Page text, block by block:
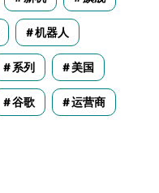
机器人
系列 美国
谷歌 运营商